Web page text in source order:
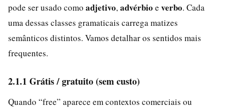
pode ser usado como adjetivo, advérbio e verbo. Cada
uma dessas classes gramaticais carrega matizes
semânticos distintos. Vamos detalhar os sentidos mais
frequentes.
2.1.1 Grátis / gratuito (sem custo)
Quando “free” aparece em contextos comerciais ou